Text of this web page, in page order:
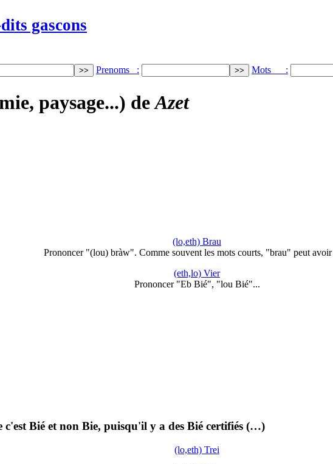
gascons
Prenoms : Mots :
paysage...) deAzet
(lo,eth) Brau
Prononcer "(lou) bràw". Comme souvent les mots courts, "brau" peut
(eth,lo) Vier
Prononcer "Eb Bié", "lou Bié"...
Bié et non Bie, puisqu'il y a des Bié certifiés (…)
(lo,eth) Trei